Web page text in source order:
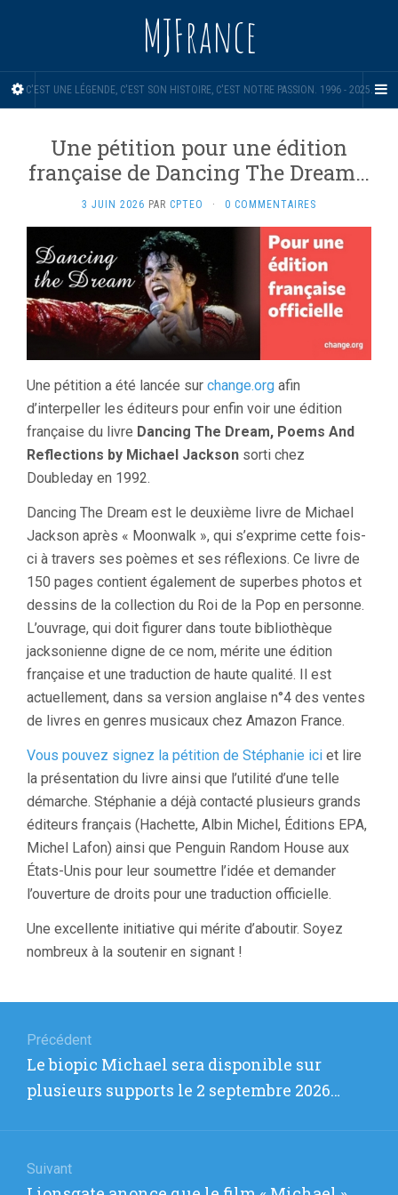
MJFrance
C'EST UNE LÉGENDE, C'EST SON HISTOIRE, C'EST NOTRE PASSION. 1996 - 2025.
Une pétition pour une édition
française de Dancing The Dream…
3 JUIN 2026 PAR CPTEO · 0 COMMENTAIRES
Une pétition a été lancée sur change.org afin
d’interpeller les éditeurs pour enfin voir une édition
française du livre Dancing The Dream, Poems And
Reflections by Michael Jackson sorti chez
Doubleday en 1992.
Dancing The Dream est le deuxième livre de Michael
Jackson après « Moonwalk », qui s’exprime cette fois-
ci à travers ses poèmes et ses réflexions. Ce livre de
150 pages contient également de superbes photos et
dessins de la collection du Roi de la Pop en personne.
L’ouvrage, qui doit figurer dans toute bibliothèque
jacksonienne digne de ce nom, mérite une édition
française et une traduction de haute qualité. Il est
actuellement, dans sa version anglaise n°4 des ventes
de livres en genres musicaux chez Amazon France.
Vous pouvez signez la pétition de Stéphanie ici et lire
la présentation du livre ainsi que l’utilité d’une telle
démarche. Stéphanie a déjà contacté plusieurs grands
éditeurs français (Hachette, Albin Michel, Éditions EPA,
Michel Lafon) ainsi que Penguin Random House aux
États-Unis pour leur soumettre l’idée et demander
l’ouverture de droits pour une traduction officielle.
Une excellente initiative qui mérite d’aboutir. Soyez
nombreux à la soutenir en signant !
de
l’article
Précédent
Article
précédent
Le biopic Michael sera disponible sur
plusieurs supports le 2 septembre 2026…
Suivant
Article